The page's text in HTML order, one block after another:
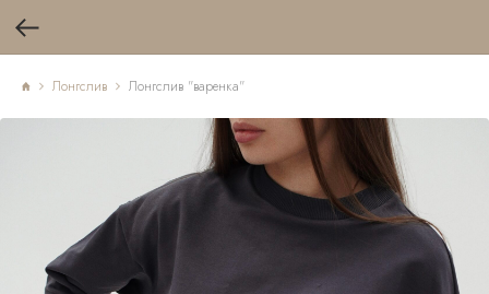
Лонгслив Лонгслив "варенка"